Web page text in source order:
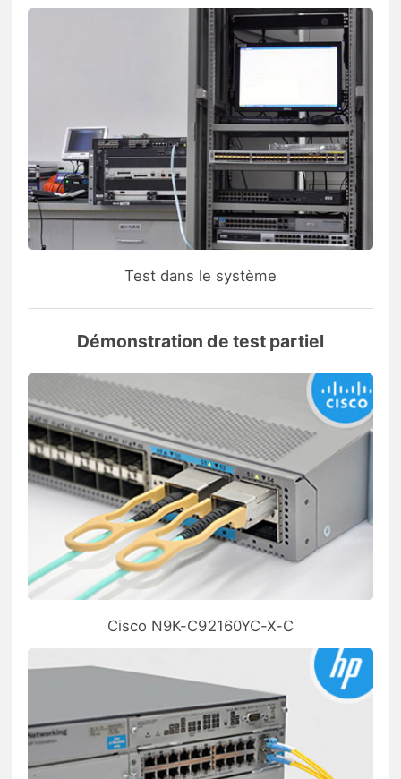
Test dans le système
Démonstration de test partiel
Cisco N9K-C92160YC-X-C